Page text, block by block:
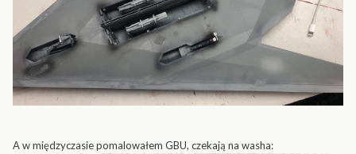
A w międzyczasie pomalowałem GBU, czekają na washa: